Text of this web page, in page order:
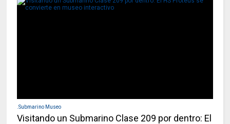
.Submarino Museo
Visitando un Submarino Clase 209 por dentro: El